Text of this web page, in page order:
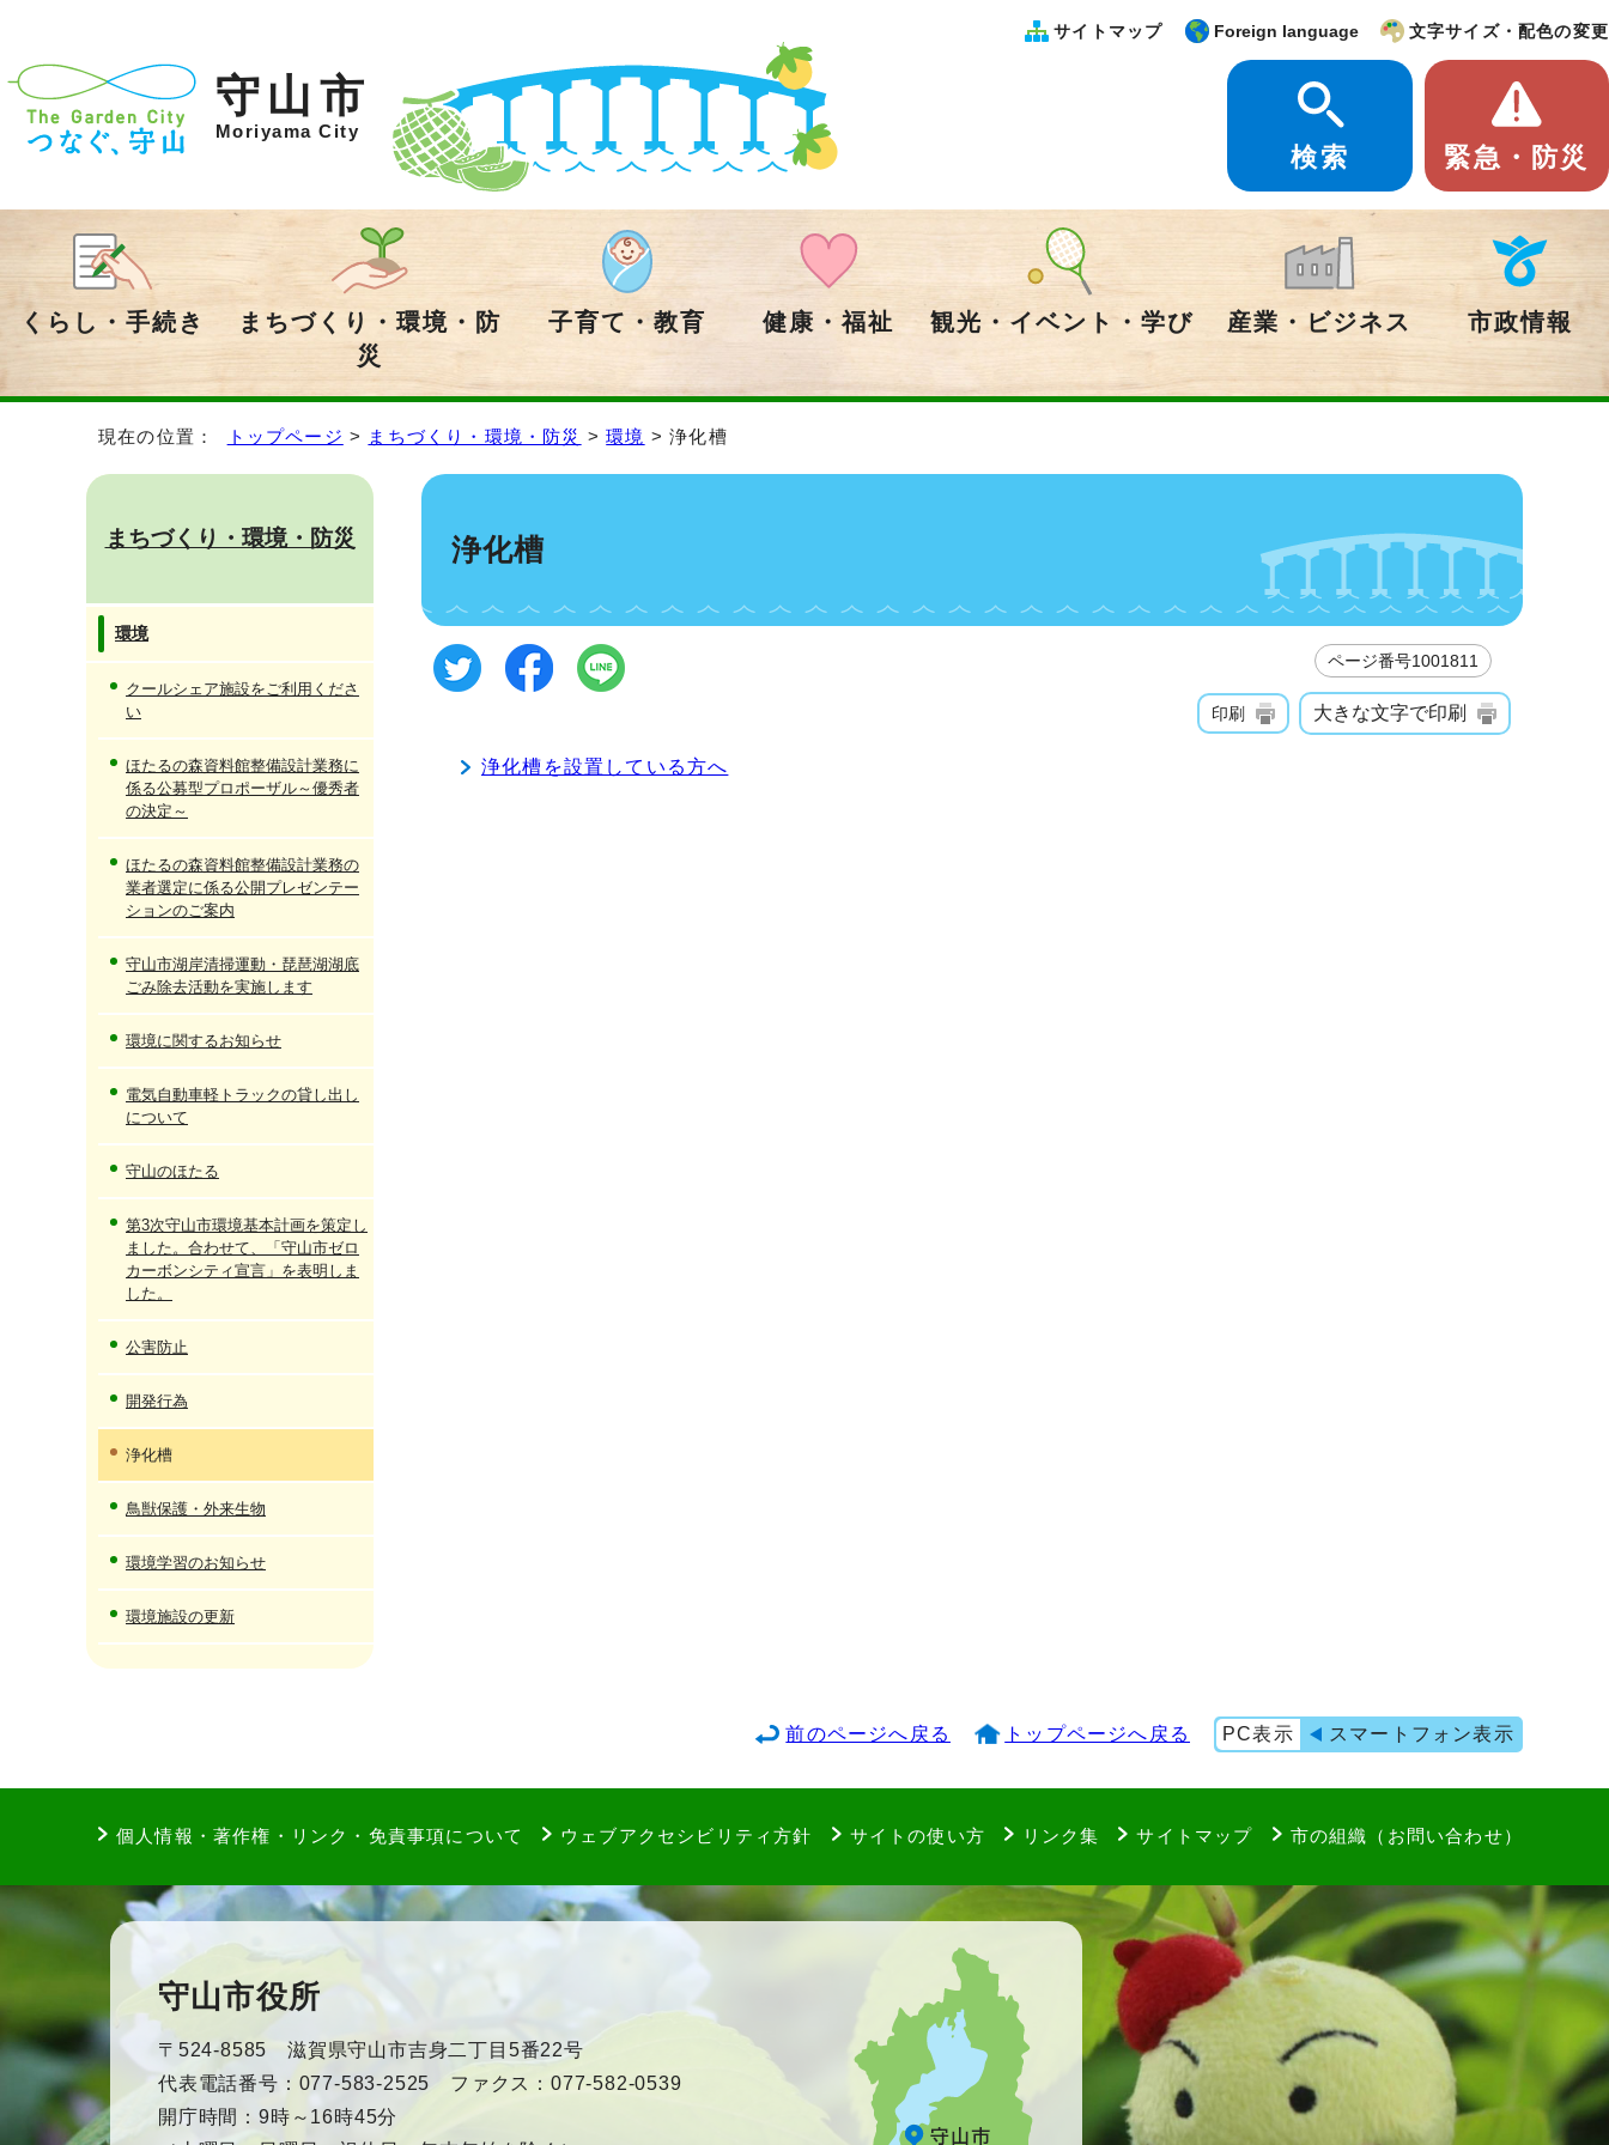
守山市
Moriyama City
サイトマップ Foreign language 文字サイズ・配色の変更
検索 緊急・防災
くらし・手続き
まちづくり・環境・防
災
子育て・教育 健康・福祉 観光・イベント・学び 産業・ビジネス 市政情報
現在の位置： トップページ > まちづくり・環境・防災 >環境 > 浄化槽
浄化槽
ページ番号1001811
印刷 大きな文字で印刷
浄化槽を設置している方へ
まちづくり・環境・防災
環境
クールシェア施設をご利用くださ
い
ほたるの森資料館整備設計業務に
係る公募型プロポーザル～優秀者
の決定～
ほたるの森資料館整備設計業務の
業者選定に係る公開プレゼンテー
ションのご案内
守山市湖岸清掃運動・琵琶湖湖底
ごみ除去活動を実施します
環境に関するお知らせ
電気自動車軽トラックの貸し出し
について
守山のほたる
第3次守山市環境基本計画を策定し
ました。合わせて、「守山市ゼロ
カーボンシティ宣言」を表明しま
した。
公害防止
開発行為
浄化槽
鳥獣保護・外来生物
環境学習のお知らせ
環境施設の更新
前のページへ戻る トップページへ戻る PC表示 スマートフォン表示
個人情報・著作権・リンク・免責事項について ウェブアクセシビリティ方針 サイトの使い方 リンク集 サイトマップ 市の組織（お問い合わせ）
守山市役所
〒524-8585 滋賀県守山市吉身二丁目5番22号
代表電話番号：077-583-2525 ファクス：077-582-0539
開庁時間：9時～16時45分